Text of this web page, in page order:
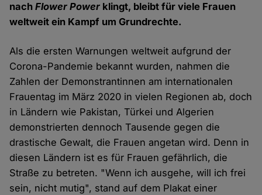
nachFlower Power klingt, bleibt für viele Frauen
weltweit ein Kampf um Grundrechte.
Als die ersten Warnungen weltweit aufgrund der
Corona-Pandemie bekannt wurden, nahmen die
Zahlen der Demonstrantinnen am internationalen
Frauentag im März 2020 in vielen Regionen ab, doch
in Ländern wie Pakistan, Türkei und Algerien
demonstrierten dennoch Tausende gegen die
drastische Gewalt, die Frauen angetan wird. Denn in
diesen Ländern ist es für Frauen gefährlich, die
Straße zu betreten. "Wenn ich ausgehe, will ich frei
sein, nicht mutig", stand auf dem Plakat einer